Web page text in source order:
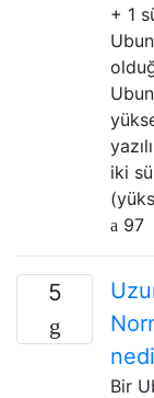
+ 1
iki
97
5
Bir